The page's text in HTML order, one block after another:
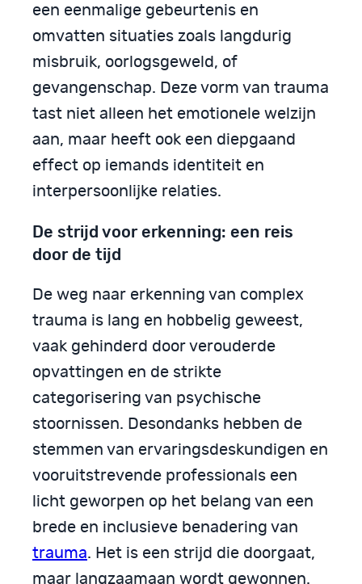
een eenmalige gebeurtenis en
omvatten situaties zoals langdurig
misbruik, oorlogsgeweld, of
gevangenschap. Deze vorm van trauma
tast niet alleen het emotionele welzijn
aan, maar heeft ook een diepgaand
effect op iemands identiteit en
interpersoonlijke relaties.
De strijd voor erkenning: een reis
door de tijd
De weg naar erkenning van complex
trauma is lang en hobbelig geweest,
vaak gehinderd door verouderde
opvattingen en de strikte
categorisering van psychische
stoornissen. Desondanks hebben de
stemmen van ervaringsdeskundigen en
vooruitstrevende professionals een
licht geworpen op het belang van een
brede en inclusieve benadering van
trauma. Het is een strijd die doorgaat,
maar langzaamaan wordt gewonnen.